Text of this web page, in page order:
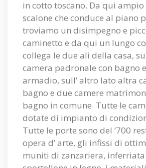
in cotto toscano. Da qui ampio
scalone che conduce al piano
troviamo un disimpegno e
caminetto e da qui un lungo
collega le due ali della casa,
camera padronale con bagno
armadio, sull’ altro lato altra
bagno e due camere
bagno in comune. Tutte le
dotate di impianto di
Tutte le porte sono del ‘700
opera d’ arte, gli infissi di
muniti di zanzariera,